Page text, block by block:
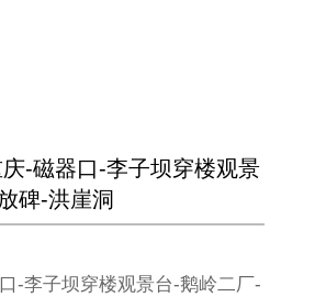
-磁器口-李子坝穿楼观景
碑-洪崖洞
-李子坝穿楼观景台-鹅岭二厂-